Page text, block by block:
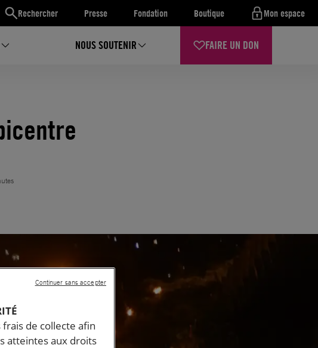
Rechercher Presse Fondation Boutique Mon espace
NOUS SOUTENIR FAIRE UN DON
de collecte afin
atteintes aux droits
Continuer sans accepter